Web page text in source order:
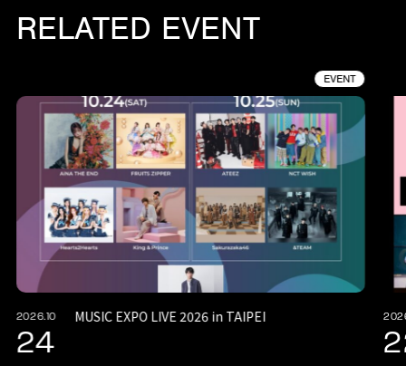
RELATED EVENT
EVENT
2026.10
24
MUSIC EXPO LIVE 2026 in TAIPEI